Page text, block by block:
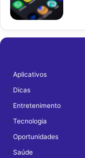
Aplicativos
Dicas
Entretenimento
Tecnologia
Oportunidades
Saúde